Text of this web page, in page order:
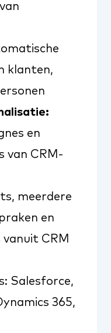
klanten,
en
van CRM-
meerdere
en
CRM
Salesforce,
365,